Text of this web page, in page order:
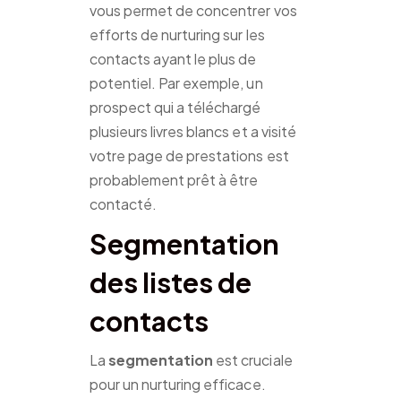
vous permet de concentrer vos
efforts de nurturing sur les
contacts ayant le plus de
potentiel. Par exemple, un
prospect qui a téléchargé
plusieurs livres blancs et a visité
votre page de prestations est
probablement prêt à être
contacté.
Segmentation
des listes de
contacts
Lasegmentation est cruciale
pour un nurturing efficace.